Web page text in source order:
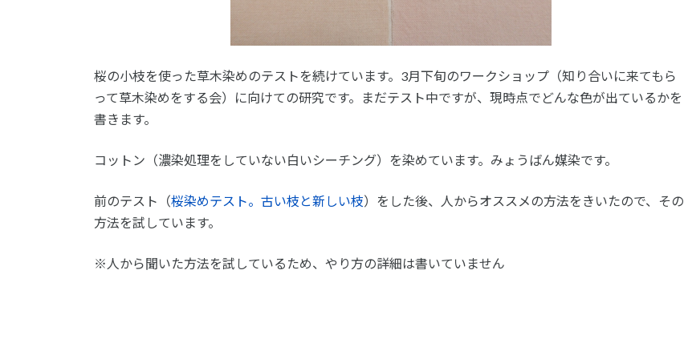
桜の小枝を使った草木染めのテストを続けています。3月下旬のワークショップ（知り合いに来てもら
って草木染めをする会）に向けての研究です。まだテスト中ですが、現時点でどんな色が出ているかを
書きます。
コットン（濃染処理をしていない白いシーチング）を染めています。みょうばん媒染です。
前のテスト（桜染めテスト。古い枝と新しい枝）をした後、人からオススメの方法をきいたので、その
方法を試しています。
※人から聞いた方法を試しているため、やり方の詳細は書いていません